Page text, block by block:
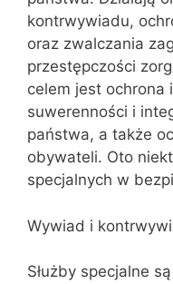
kontrwywiadu,
oraz zwalczania
przestępczości
celem jest ochrona
suwerenności i
państwa, a także
obywateli. Oto
specjalnych w
Wywiad i
Służby specjalne